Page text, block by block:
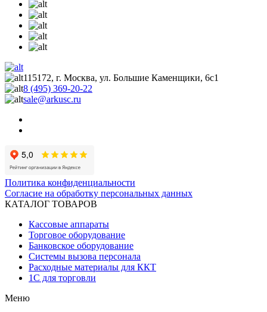
115172, г. Москва, ул. Большие Каменщики, 6с1
8 (495) 369-20-22
sale@arkusc.ru
Политика конфиденциальности
Согласие на обработку персональных данных
КАТАЛОГ ТОВАРОВ
Кассовые аппараты
Торговое оборудование
Банковское оборудование
Системы вызова персонала
Расходные материалы для ККТ
1С для торговли
Меню